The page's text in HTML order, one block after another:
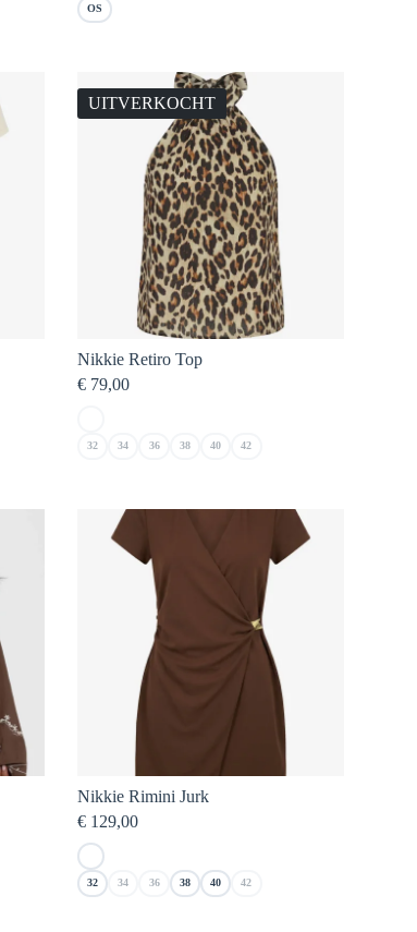
OS
UITVERKOCHT
Nikkie Retiro Top
€79,00
32 34 36 38 40 42
Nikkie Rimini Jurk
€129,00
32 34 36 38 40 42